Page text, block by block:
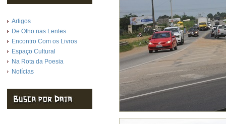
Artigos
De Olho nas Lentes
Encontro Com os Livros
Espaço Cultural
Na Rota da Poesia
Notícias